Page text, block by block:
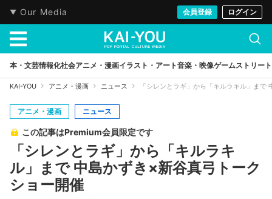
Our Media 会員登録 ログイン
本・文芸情報化社会アニメ・漫画イラスト・アート音楽・映像ゲームストリート
KAI-YOU アニメ・漫画 ニュース 「シレンとラギ」から「キルラキル」ま
アニメ・漫画 ニュース
この記事はPremium会員限定です
「シレンとラギ」から「キルラキ
ル」まで 中島かずき×新谷真弓トーク
ショー開催